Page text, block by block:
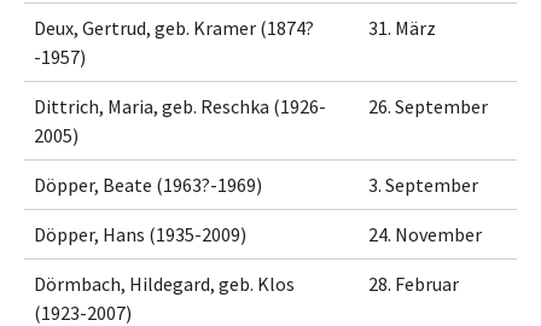
Deux, Gertrud, geb. Kramer (1874?
-1957)
31. März
Dittrich, Maria, geb. Reschka (1926-
2005)
26. September
Döpper, Beate (1963?-1969) 3. September
Döpper, Hans (1935-2009) 24. November
Dörmbach, Hildegard, geb. Klos
(1923-2007)
28. Februar